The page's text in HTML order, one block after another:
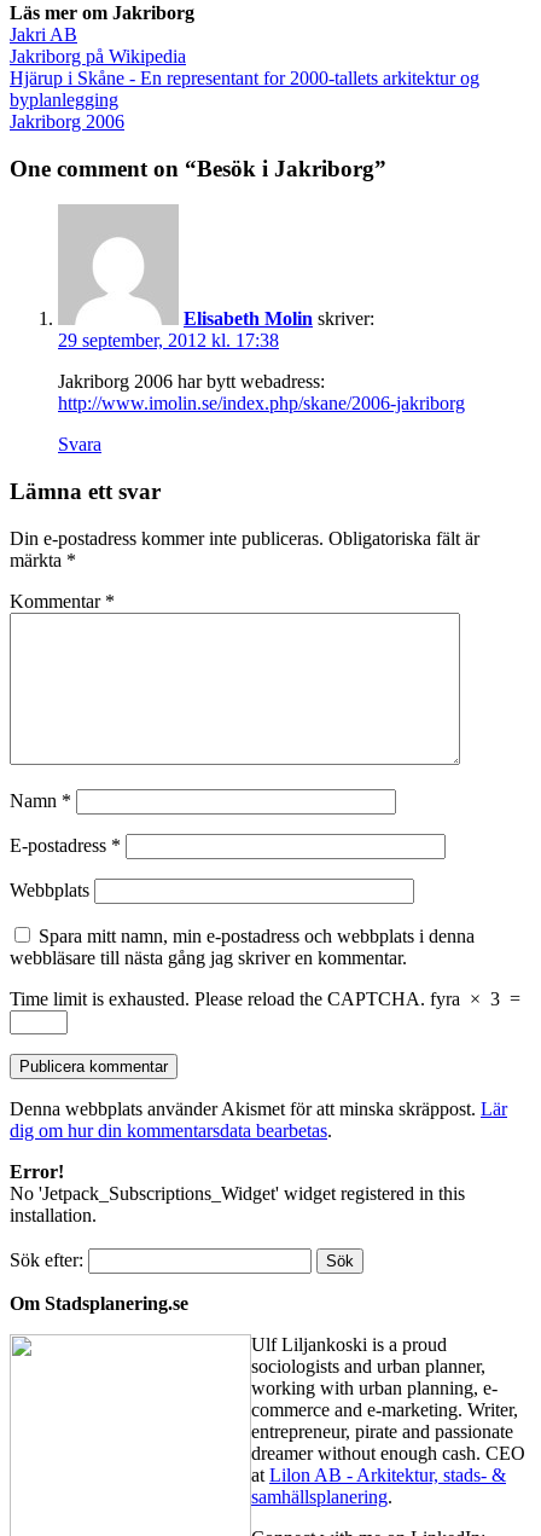
Läs mer om Jakriborg
Jakri AB
Jakriborg på Wikipedia
Hjärup i Skåne - En representant for 2000-tallets arkitektur og
byplanlegging
Jakriborg 2006
One comment on “Besök i Jakriborg”
Elisabeth Molin skriver:
29 september, 2012 kl. 17:38
Jakriborg 2006 har bytt webadress:
http://www.imolin.se/index.php/skane/2006-jakriborg
Svara
Lämna ett svar
Din e-postadress kommer inte publiceras. Obligatoriska fält är
märkta *
Kommentar *
Namn *
E-postadress *
Webbplats
Spara mitt namn, min e-postadress och webbplats i denna
webbläsare till nästa gång jag skriver en kommentar.
Time limit is exhausted. Please reload the CAPTCHA. fyra × 3 =
Denna webbplats använder Akismet för att minska skräppost. Lär
dig om hur din kommentarsdata bearbetas.
Error!
No 'Jetpack_Subscriptions_Widget' widget registered in this
installation.
Sök efter:
Om Stadsplanering.se
Ulf Liljankoski is a proud
sociologists and urban planner,
working with urban planning, e-
commerce and e-marketing. Writer,
entrepreneur, pirate and passionate
dreamer without enough cash. CEO
at Lilon AB - Arkitektur, stads- &
samhällsplanering.